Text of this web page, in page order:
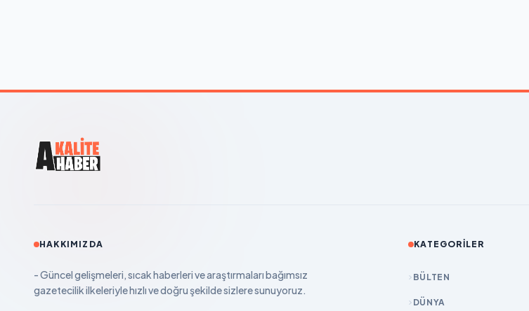
HAKKIMIZDA
- Güncel gelişmeleri, sıcak haberleri ve araştırmaları bağımsız
gazetecilik ilkeleriyle hızlı ve doğru şekilde sizlere sunuyoruz.
KATEGORILER
BÜLTEN
DÜNYA